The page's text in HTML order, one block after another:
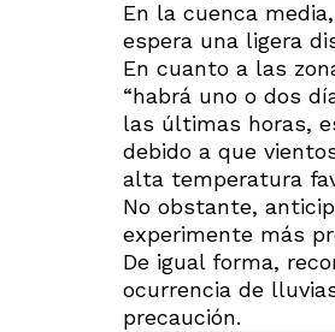
En la cuenca
espera una ligera
En cuanto a las
“habrá uno o dos
las últimas horas,
debido a que
alta temperatura
No obstante,
experimente más
De igual forma,
ocurrencia de
precaución.